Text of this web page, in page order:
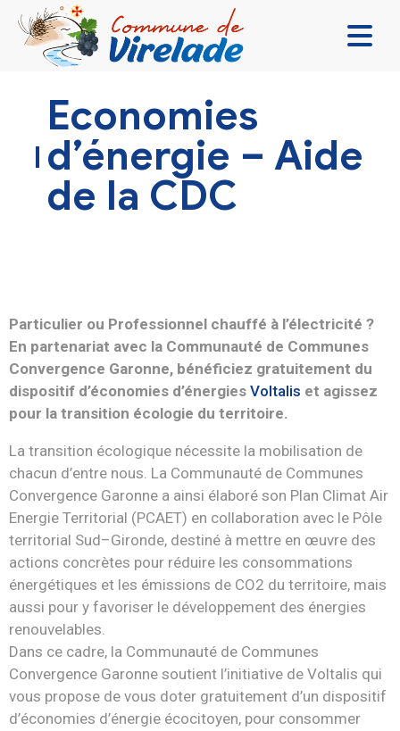
VIVRE ENSEMBLE
SE DIVERTIR
DÉCOUVRIR
Economies
d’énergie – Aide
de la CDC
Particulier ou Professionnel chauffé à l’électricité ?
En partenariat avec la Communauté de Communes
Convergence Garonne, bénéficiez gratuitement du
dispositif d’économies d’énergies Voltalis et agissez
pour la transition écologie du territoire.
La transition écologique nécessite la mobilisation de
chacun d’entre nous. La Communauté de Communes
Convergence Garonne a ainsi élaboré son Plan Climat Air
Energie Territorial (PCAET) en collaboration avec le Pôle
territorial Sud–Gironde, destiné à mettre en œuvre des
actions concrètes pour réduire les consommations
énergétiques et les émissions de CO2 du territoire, mais
aussi pour y favoriser le développement des énergies
renouvelables.
Dans ce cadre, la Communauté de Communes
Convergence Garonne soutient l’initiative de Voltalis qui
vous propose de vous doter gratuitement d’un dispositif
d’économies d’énergie écocitoyen, pour consommer